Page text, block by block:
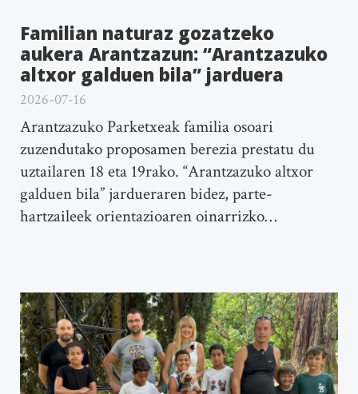
Familian naturaz gozatzeko
aukera Arantzazun: “Arantzazuko
altxor galduen bila” jarduera
2026-07-16
Arantzazuko Parketxeak familia osoari
zuzendutako proposamen berezia prestatu du
uztailaren 18 eta 19rako. “Arantzazuko altxor
galduen bila” jardueraren bidez, parte-
hartzaileek orientazioaren oinarrizko…